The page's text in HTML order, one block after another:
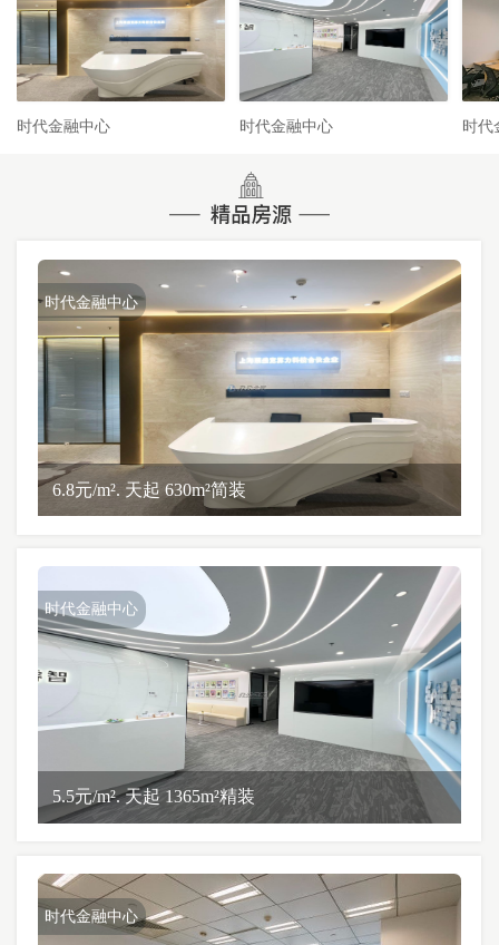
时代金融中心 时代金融中心 时代
时代金融中心
6.8元/m². 天起 630m²简装
时代金融中心
5.5元/m². 天起 1365m²精装
时代金融中心